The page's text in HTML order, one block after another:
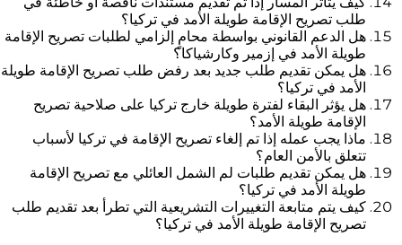
طلب تصريح الإقامة طويلة الأمد في تركيا؟
هل الدعم القانوني بواسطة محامٍ إلزامي لطلبات تصريح الإقامة
طويلة الأمد في إزمير وكارشياكا؟
هل يمكن تقديم طلب جديد بعد رفض طلب تصريح الإقامة طويلة
الأمد في تركيا؟
هل يؤثر البقاء لفترة طويلة خارج تركيا على صلاحية تصريح
الإقامة طويلة الأمد؟
ماذا يجب عمله إذا تم إلغاء تصريح الإقامة في تركيا لأسباب
تتعلق بالأمن العام؟
هل يمكن تقديم طلبات لم الشمل العائلي مع تصريح الإقامة
طويلة الأمد في تركيا؟
كيف يتم متابعة التغييرات التشريعية التي تطرأ بعد تقديم طلب
تصريح الإقامة طويلة الأمد في تركيا؟